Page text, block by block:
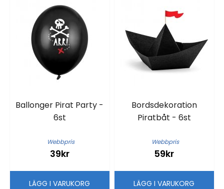
Ballonger Pirat Party -
6st
Webbpris
39kr
LÄGG I VARUKORG
Bordsdekoration
Piratbåt - 6st
Webbpris
59kr
LÄGG I VARUKORG